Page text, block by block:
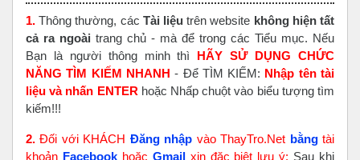
1. Thông thường, các Tài liệu trên website không hiện tất
cả ra ngoài trang chủ - mà để trong các Tiểu mục. Nếu
Bạn là người thông minh thì HÃY SỬ DỤNG CHỨC
NĂNG TÌM KIẾM NHANH - Để TÌM KIẾM: Nhập tên tài
liệu và nhấn ENTER hoặc Nhấp chuột vào biểu tượng tìm
kiếm!!!
2. Đối với KHÁCH Đăng nhập vào ThayTro.Net bằngtài
khoản Facebook hoặc Gmailxin đặc biệt lưu ý: Sau khi